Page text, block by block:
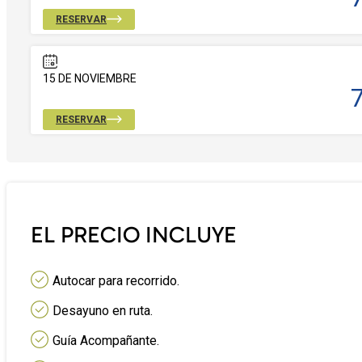
RESERVAR
15 DE NOVIEMBRE
RESERVAR
EL PRECIO INCLUYE
Autocar para recorrido.
Desayuno en ruta.
Guía Acompañante.